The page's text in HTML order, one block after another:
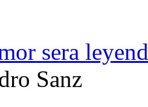
sera
Sanz